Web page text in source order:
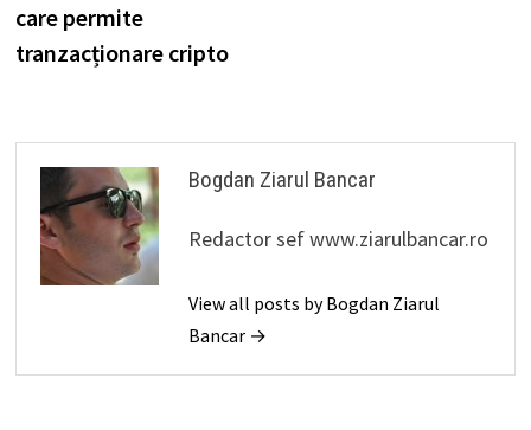
care permite
tranzacționare cripto
Bogdan Ziarul Bancar
Redactor sef www.ziarulbancar.ro
View all posts by Bogdan Ziarul
Bancar →